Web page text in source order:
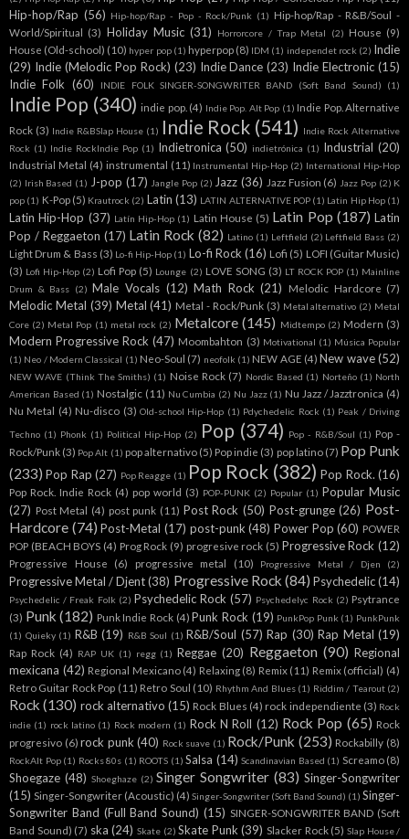
Hip-hop/Rap (56) Hip-hop/Rap - Pop - Rock/Punk (1) Hip-hop/Rap - R&B/Soul -
World/Spiritual (3) Holiday Music (31) Horrorcore / Trap Metal (2) House (9)
House (Old-school) (10) hyper pop (1) hyperpop (8) IDM (1) independet rock (2) Indie
(29) Indie (Melodic Pop Rock) (23) Indie Dance (23) Indie Electronic (15)
Indie Folk (60) INDIE FOLK SINGER-SONGWRITER BAND (Soft Band Sound) (1)
Indie Pop (340) indie pop. (4) Indie Pop. Alt Pop (1) Indie Pop. Alternative
Rock (3) Indie R&BSlap House (1) Indie Rock (541) Indie Rock Alternative
Rock (1) Indie RockIndie Pop (1) Indietronica (50) indietrónica (1) Industrial (20)
Industrial Metal (4) instrumental (11) Instrumental Hip-Hop (2) International Hip-Hop
(2) Irish Based (1) J-pop (17) Jangle Pop (2) Jazz (36) Jazz Fusion (6) Jazz Pop (2) K
pop (1) K-Pop (5) Krautrock (2) Latin (13) LATIN ALTERNATIVE POP (1) Latin Hip Hop (1)
Latin Hip-Hop (37) Latín Hip-Hop (1) Latin House (5) Latin Pop (187) Latin
Pop / Reggaeton (17) Latin Rock (82) Latino (1) Leftfield (2) Leftfield Bass (2)
Light Drum & Bass (3) Lo-fi Hip-Hop (1) Lo-fi Rock (16) Lofi (5) LOFI (Guitar Music)
(3) Lofi Hip-Hop (2) Lofi Pop (5) Lounge (2) LOVE SONG (3) LT ROCK POP (1) Mainline
Drum & Bass (2) Male Vocals (12) Math Rock (21) Melodic Hardcore (7)
Melodic Metal (39) Metal (41) Metal - Rock/Punk (3) Metal alternativo (2) Metal
Core (2) Metal Pop (1) metal rock (2) Metalcore (145) Midtempo (2) Modern (3)
Modern Progressive Rock (47) Moombahton (3) Motivational (1) Música Popular
(1) Neo / Modern Classical (1) Neo-Soul (7) neofolk (1) NEW AGE (4) New wave (52)
NEW WAVE (Think The Smiths) (1) Noise Rock (7) Nordic Based (1) Norteño (1) North
American Based (1) Nostalgic (11) Nu Cumbia (2) Nu Jazz (1) Nu Jazz / Jazztronica (4)
Nu Metal (4) Nu-disco (3) Old-school Hip-Hop (1) Pdychedelic Rock (1) Peak / Driving
Techno (1) Phonk (1) Political Hip-Hop (2) Pop (374) Pop - R&B/Soul (1) Pop -
Rock/Punk (3) Pop Alt (1) pop alternativo (5) Pop indie (3) pop latino (7) Pop Punk
(233) Pop Rap (27) Pop Reagge (1) Pop Rock (382) Pop Rock. (16)
Pop Rock. Indie Rock (4) pop world (3) POP-PUNK (2) Popular (1) Popular Music
(27) Post Metal (4) post punk (11) Post Rock (50) Post-grunge (26) Post-
Hardcore (74) Post-Metal (17) post-punk (48) Power Pop (60) POWER
POP (BEACH BOYS (4) Prog Rock (9) progresive rock (5) Progressive Rock (12)
Progressive House (6) progressive metal (10) Progressive Metal / Djen (2)
Progressive Metal / Djent (38) Progressive Rock (84) Psychedelic(14)
Psychedelic / Freak Folk (2) Psychedelic Rock (57) Psychedelyc Rock (2) Psytrance
(3) Punk (182) Punk Indie Rock (4) Punk Rock (19) PunkPop Punk (1) PunkPunk
(1) Quieky (1) R&B (19) R&B Soul (1) R&B/Soul (57) Rap (30) Rap Metal (19)
Rap Rock (4) RAP UK (1) regg (1) Reggae (20) Reggaeton (90) Regional
mexicana (42) Regional Mexicano (4) Relaxing (8) Remix (11) Remix (official) (4)
Retro Guitar Rock Pop (11) Retro Soul (10) Rhythm And Blues (1) Riddim / Tearout (2)
Rock (130) rock alternativo (15) Rock Blues (4) rock independiente (3) Rock
indie (1) rock latino (1) Rock modern (1) Rock N Roll (12) Rock Pop (65) Rock
progresivo (6) rock punk (40) Rock suave (1) Rock/Punk (253) Rockabilly (8)
RockAlt Pop (1) Rocks 80s (1) ROOTS (1) Salsa (14) Scandinavian Based (1) Screamo (8)
Shoegaze (48) Shoeghaze (2) Singer Songwriter (83) Singer-Songwriter
(15) Singer-Songwriter (Acoustic) (4) Singer-Songwriter (Soft Band Sound) (1) Singer-
Songwriter Band (Full Band Sound) (15) SINGER-SONGWRITER BAND (Soft
Band Sound) (7) ska (24) Skate (2) Skate Punk (39) Slacker Rock (5) Slap House /